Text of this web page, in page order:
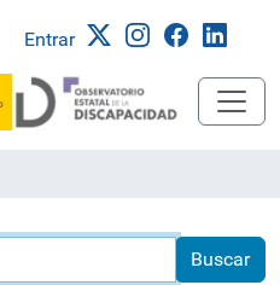
Entrar